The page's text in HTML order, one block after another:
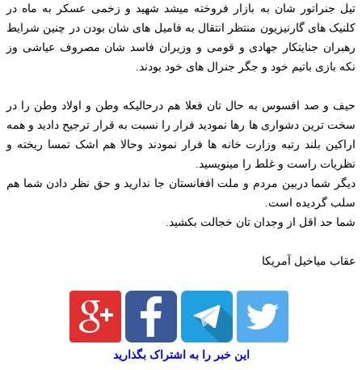
تیل جنراتور شان به بازار فروخته میشد شهید و زخمی عسکر به ماه در
کلنیک های گارنیزیون منتظر انتقال به فامیل های شان بودن در چنین شرایط
رهبران جنایتکار جهادی و قومی و وزیران فاسد شان مصروف عیاشی وز
نکه بازی باتیم خود و جگر جنرال های خود بودند.
حیف و صد افسوس به حال تان فعلا هم درحالیکه وطن و اولاد وطن را در
سخت ترین دشواری ها رها نمودید فرار را نسبت به قرار ترجیح دادید و همه
اراکین بلند رتبه وزارت خانه ها فرار نمودند وحالا هم اشک تمسا ریخته و
نظریات راست و غلط را مينويسيد.
دیگر شما دربین مردم و ملت افغانستان جا ندارید و حق نظر دادن شما هم
سلب گردیده است.
شما حد اقل از وجدان تان خجالت بكشيد.
عقاب میاخیل آمریکا
این خبر را به اشتراک بگذارید